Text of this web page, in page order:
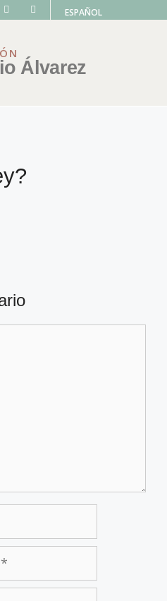
ESPAÑOL
Álvarez